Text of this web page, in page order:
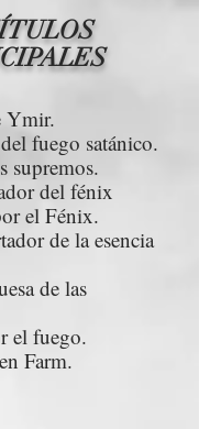
Ymir.
fuego satánico.
supremos.
del fénix
el Fénix.
de la esencia
de las
el fuego.
Farm.